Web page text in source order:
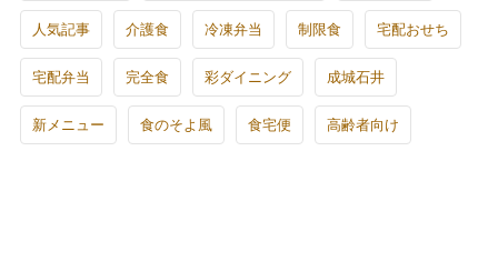
人気記事 介護食 冷凍弁当 制限食 宅配おせち
宅配弁当 完全食 彩ダイニング 成城石井
新メニュー 食のそよ風 食宅便 高齢者向け